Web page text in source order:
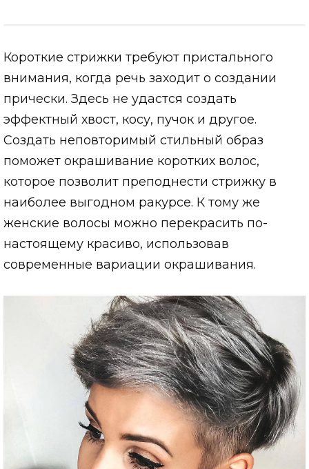
Короткие стрижки требуют пристального
внимания, когда речь заходит о создании
прически. Здесь не удастся создать
эффектный хвост, косу, пучок и другое.
Создать неповторимый стильный образ
поможет окрашивание коротких волос,
которое позволит преподнести стрижку в
наиболее выгодном ракурсе. К тому же
женские волосы можно перекрасить по-
настоящему красиво, использовав
современные вариации окрашивания.